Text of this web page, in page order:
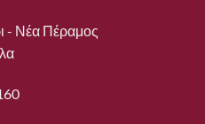
- Νέα Πέραμος